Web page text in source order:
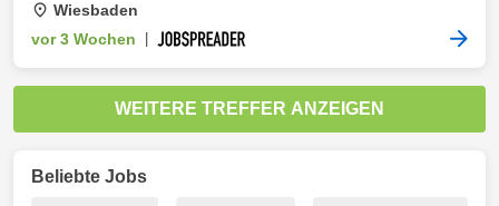
Wiesbaden
vor 3 Wochen
WEITERE TREFFER ANZEIGEN
Beliebte Jobs